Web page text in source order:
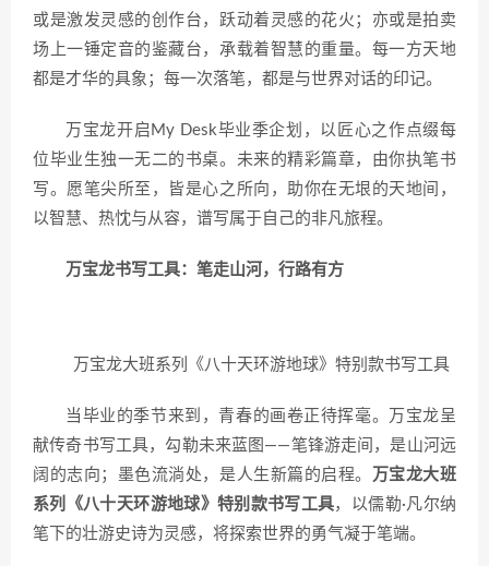
或是激发灵感的创作台，跃动着灵感的花火；亦或是拍卖
场上一锤定音的鉴藏台，承载着智慧的重量。每一方天地
都是才华的具象；每一次落笔，都是与世界对话的印记。
万宝龙开启My Desk毕业季企划， 以匠心之作点缀每
位毕业生独一无二的书桌。未来的精彩篇章，由你执笔书
写。愿笔尖所至，皆是心之所向，助你在无垠的天地间，
以智慧、热忱与从容，谱写属于自己的非凡旅程。
万宝龙书写工具：笔走山河，行路有方
万宝龙大班系列《八十天环游地球》特别款书写工具
当毕业的季节来到，青春的画卷正待挥毫。万宝龙呈
献传奇书写工具，勾勒未来蓝图——笔锋游走间，是山河远
阔的志向；墨色流淌处，是人生新篇的启程。
万宝龙大班
系列《八十天环游地球》特别款书写工具，以儒勒·凡尔纳
笔下的壮游史诗为灵感，将探索世界的勇气凝于笔端。